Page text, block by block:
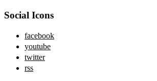
Social Icons
facebook
youtube
twitter
rss